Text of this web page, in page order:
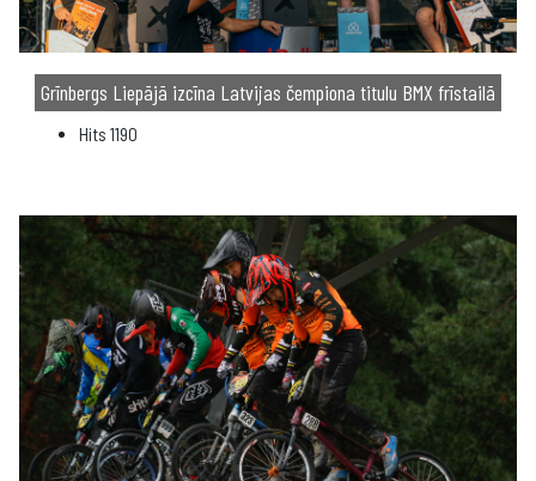
Grīnbergs Liepājā izcīna Latvijas čempiona titulu BMX frīstailā
Hits 1190